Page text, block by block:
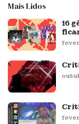
Mais Lidos
16